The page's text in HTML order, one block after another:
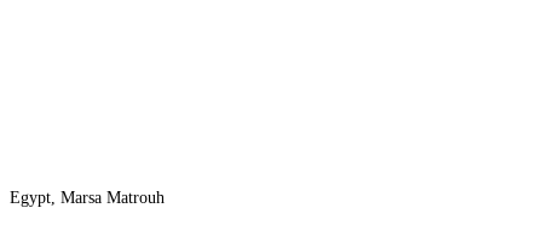
Egypt, Marsa Matrouh